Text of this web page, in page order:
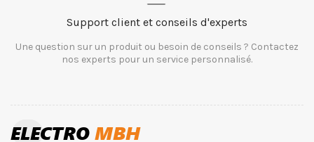
Support client et conseils d'experts
Une question sur un produit ou besoin de conseils ? Contactez
nos experts pour un service personnalisé.